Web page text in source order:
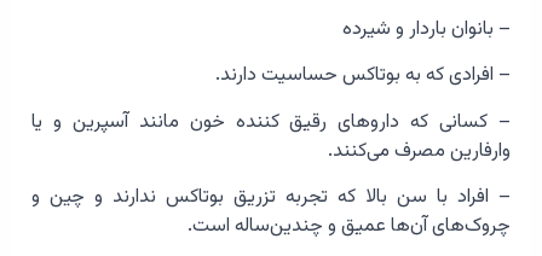
– بانوان باردار و شیرده
– افرادی که به بوتاکس حساسیت دارند.
– کسانی که داروهای رقیق کننده خون مانند آسپرین و یا
وارفارین مصرف می‌کنند.
– افراد با سن بالا که تجربه تزریق بوتاکس ندارند و چین و
چروک‌های آن‌ها عمیق و چندین‌ساله است.